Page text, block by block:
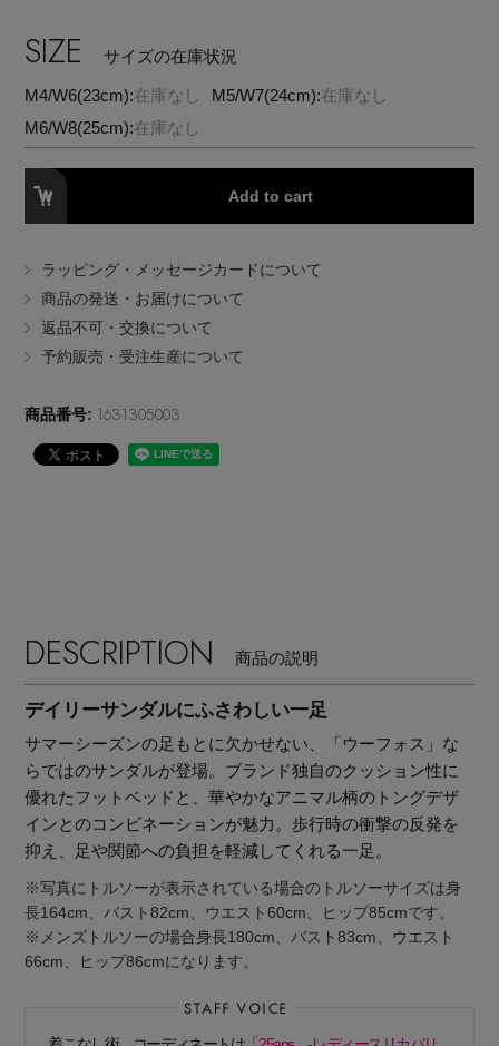
クラッチバッグ
ボストンバッグ
ベルト
グローブ
レッグウェア
ポーチ
チャーム・ストラップ
コサージュ・ブローチ
アンクレット
チャーム
水着・スイムウェア
BRAND NEWS
HOT STYLE
EDITOR'S CLOSET
メルマガ PICKUP
SIZE サイズの在庫状況
M4/W6(23cm):在庫なし M5/W7(24cm):在庫なし
M6/W8(25cm):在庫なし
Add to cart
ラッピング・メッセージカードについて
商品の発送・お届けについて
返品不可・交換について
予約販売・受注生産について
商品番号: 1631305003
DESCRIPTION 商品の説明
デイリーサンダルにふさわしい一足
サマーシーズンの足もとに欠かせない、「ウーフォス」な
らではのサンダルが登場。ブランド独自のクッション性に
優れたフットベッドと、華やかなアニマル柄のトングデザ
インとのコンビネーションが魅力。歩行時の衝撃の反発を
抑え、足や関節への負担を軽減してくれる一足。
※写真にトルソーが表示されている場合のトルソーサイズは身
長164cm、バスト82cm、ウエスト60cm、ヒップ85cmです。
※メンズトルソーの場合身長180cm、バスト83cm、ウエスト
66cm、ヒップ86cmになります。